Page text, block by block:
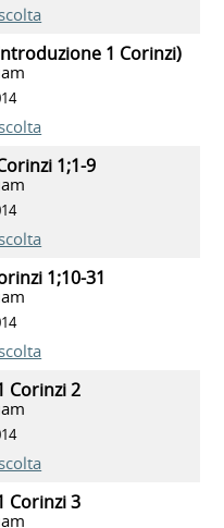
1 Corinzi)
1;1-9
1;10-31
Corinzi 2
Corinzi 3